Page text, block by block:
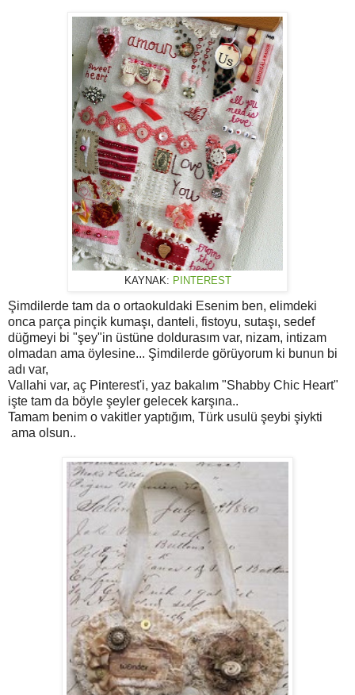
KAYNAK: PINTEREST
Şimdilerde tam da o ortaokuldaki Esenim ben, elimdeki
onca parça pinçik kumaşı, danteli, fistoyu, sutaşı, sedef
düğmeyi bi "şey"in üstüne doldurasım var, nizam, intizam
olmadan ama öylesine... Şimdilerde görüyorum ki bunun bi
adı var,
Vallahi var, aç Pinterest'i, yaz bakalım "Shabby Chic Heart"
işte tam da böyle şeyler gelecek karşına..
Tamam benim o vakitler yaptığım, Türk usulü şeybi şiykti
ama olsun..